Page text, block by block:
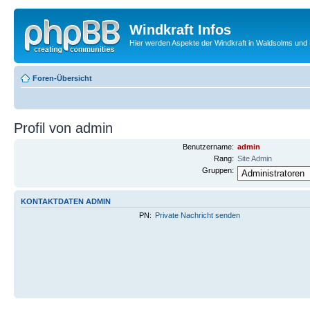
Windkraft Infos
Hier werden Aspekte der Windkraft in Waldsolms
Foren-Übersicht
Profil von admin
Benutzername: admin
Rang: Site Admin
Gruppen:
KONTAKTDATEN ADMIN
PN: Private Nachricht senden